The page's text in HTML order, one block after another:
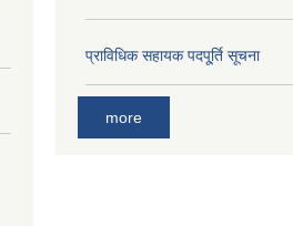
प्राविधिक सहायक पदपू्र्ति सूचना
more